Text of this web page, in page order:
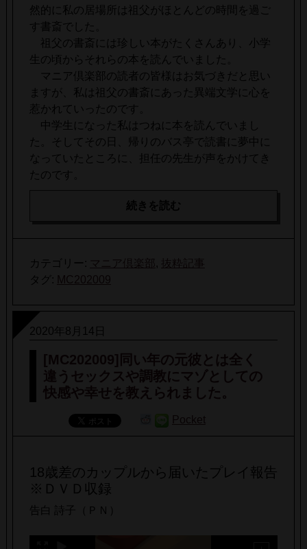
然的に私の居場所は祖父がほとんどの時間を過ご
す書斎でした。
祖父の書斎には珍しい本がたくさんあり、小学
生の頃からそれらの本を読んでいました。
マニア倶楽部の読者の皆様はお気づきだと思い
ますが、私は祖父の書斎にあった異端文学に心を
惹かれていったのです。
中学生になった私はつねに本を読んでいまし
た。そしてその日、帰りのバス亭で読書に夢中に
なっていたところに、担任の先生が声をかけてき
たのです。
続きを読む
カテゴリー: マニア倶楽部 ,
抜粋記事
タグ: MC202009
2020年8月14日
[MC202009]同い年の元彼とは全く
違うセックスや調教にマゾとしての
快感や幸せを教えられました。
Pocket
18歳差のカップルから届いたプレイ報告
※ＤＶＤ収録
告白 詩子（ＰＮ）